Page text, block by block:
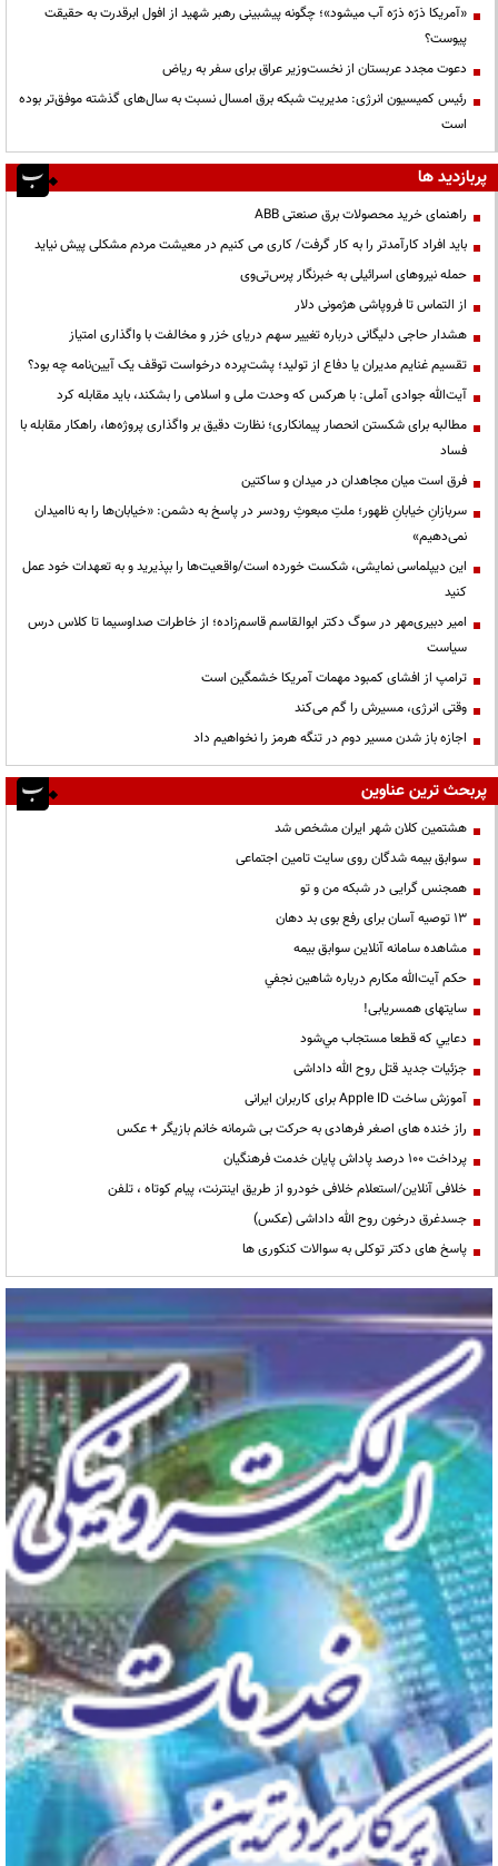
«آمریکا ذرّه ذرّه آب میشود»؛ چگونه پیشبینی رهبر شهید از افول ابرقدرت به حقیقت
پیوست؟
دعوت مجدد عربستان از نخست‌وزیر عراق برای سفر به ریاض
رئیس کمیسیون انرژی: مدیریت شبکه برق امسال نسبت به سال‌های گذشته موفق‌تر بوده
است
پربازدید ها
راهنمای خرید محصولات برق صنعتی ABB
باید افراد کارآمدتر را به کار گرفت/ کاری می کنیم در معیشت مردم مشکلی پیش نیاید
حمله نیروهای اسرائیلی به خبرنگار پرس‌تی‌وی
از التماس تا فروپاشی هژمونی دلار
هشدار حاجی دلیگانی درباره تغییر سهم دریای خزر و مخالفت با واگذاری امتیاز
تقسیم غنایم مدیران یا دفاع از تولید؛ پشت‌پرده درخواست توقف یک آیین‌نامه چه بود؟
آیت‌الله جوادی آملی: با هرکس که وحدت ملی و اسلامی را بشکند، باید مقابله کرد
مطالبه برای شکستن انحصار پیمانکاری؛ نظارت دقیق بر واگذاری پروژه‌ها، راهکار مقابله با
فساد
فرق است میان مجاهدان در میدان و ساکتین
سربازانِ خیابانِ ظهور؛ ملتِ مبعوثِ رودسر در پاسخ به دشمن: «خیابان‌ها را به ناامیدان
نمی‌دهیم»
این دیپلماسی نمایشی، شکست خورده است/واقعیت‌ها را بپذیرید و به تعهدات خود عمل
کنید
امیر دبیری‌مهر در سوگ دکتر ابوالقاسم قاسم‌زاده؛ از خاطرات صداوسیما تا کلاس درس
سیاست
ترامپ از افشای کمبود مهمات آمریکا خشمگین است
وقتی انرژی، مسیرش را گم می‌کند
اجازه باز شدن مسیر دوم در تنگه هرمز را نخواهیم داد
پربحث ترین عناوین
هشتمین کلان شهر ایران مشخص شد
سوابق بیمه شدگان روی سایت تامین اجتماعی
همجنس گرایی در شبکه من و تو
13 توصیه آسان برای رفع بوی بد دهان
مشاهده سامانه آنلاين سوابق بیمه
حكم آيت‌الله مكارم درباره شاهين نجفي
سایتهای همسریابی!
دعايي كه قطعا مستجاب مي‌شود
جزئیات جدید قتل روح الله داداشی
آموزش ساخت Apple ID برای کاربران ایرانی
راز خنده های اصغر فرهادی به حرکت بی شرمانه خانم بازیگر + عکس
پرداخت ۱۰۰ درصد پاداش پایان خدمت فرهنگیان
خلافی آنلاین/استعلام خلافی خودرو از طریق اینترنت، پیام کوتاه ، تلفن
جسدغرق درخون روح الله داداشی (عکس)
پاسخ های دکتر توکلی به سوالات کنکوری ها